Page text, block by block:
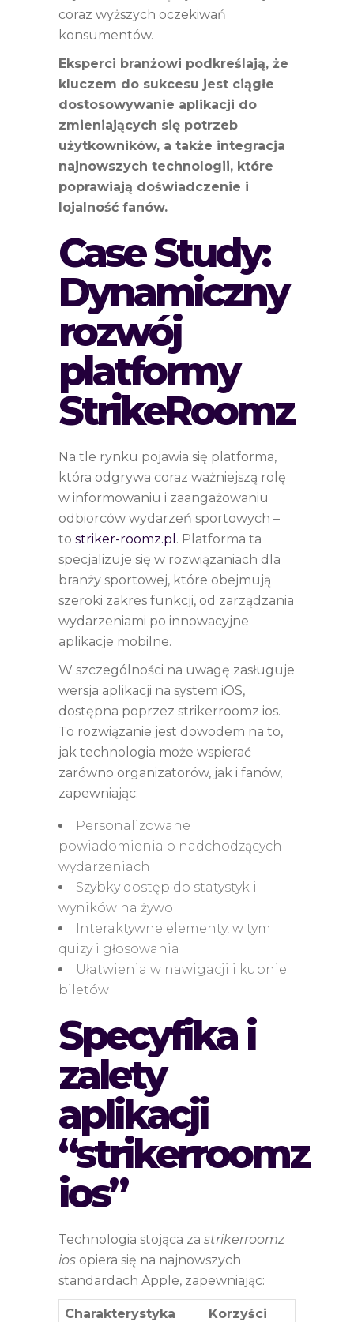
coraz wyższych oczekiwań
konsumentów.
Eksperci branżowi podkreślają, że
kluczem do sukcesu jest ciągłe
dostosowywanie aplikacji do
zmieniających się potrzeb
użytkowników, a także integracja
najnowszych technologii, które
poprawiają doświadczenie i
lojalność fanów.
Case Study:
Dynamiczny
rozwój
platformy
StrikeRoomz
Na tle rynku pojawia się platforma,
która odgrywa coraz ważniejszą rolę
w informowaniu i zaangażowaniu
odbiorców wydarzeń sportowych –
to striker-roomz.pl . Platforma ta
specjalizuje się w rozwiązaniach dla
branży sportowej, które obejmują
szeroki zakres funkcji, od zarządzania
wydarzeniami po innowacyjne
aplikacje mobilne.
W szczególności na uwagę zasługuje
wersja aplikacji na system iOS,
dostępna poprzez strikerroomz ios.
To rozwiązanie jest dowodem na to,
jak technologia może wspierać
zarówno organizatorów, jak i fanów,
zapewniając:
Personalizowane
powiadomienia o nadchodzących
wydarzeniach
Szybky dostęp do statystyk i
wyników na żywo
Interaktywne elementy, w tym
quizy i głosowania
Ułatwienia w nawigacji i kupnie
biletów
Specyfika i
zalety
aplikacji
“strikerroomz
ios”
Technologia stojąca za strikerroomz
ios opiera się na najnowszych
standardach Apple, zapewniając:
Charakterystyka
Korzyści